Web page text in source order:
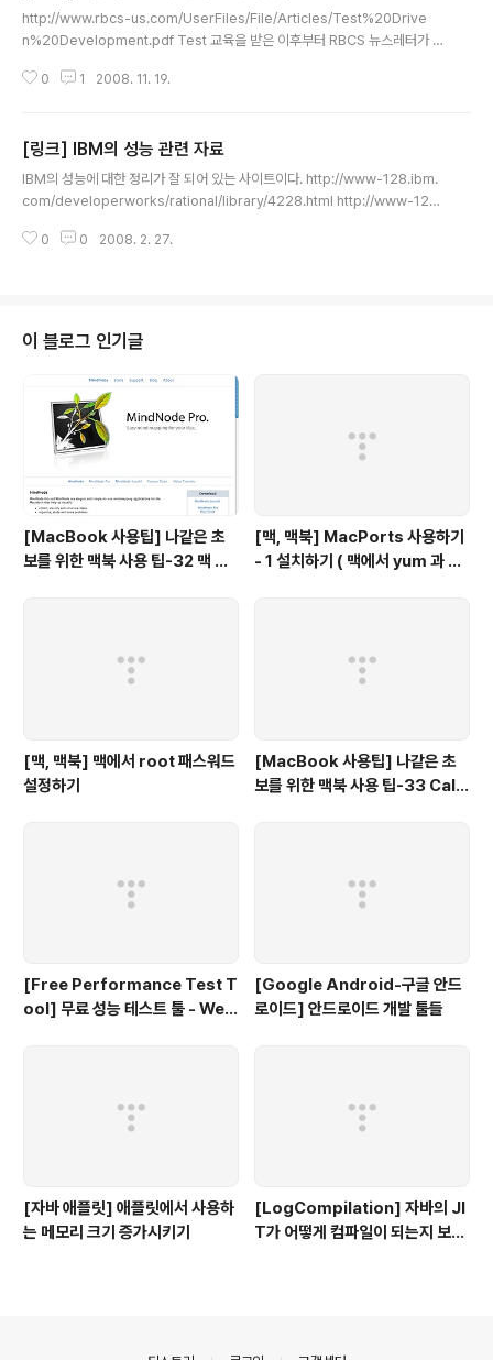
http://www.rbcs-us.com/UserFiles/File/Articles/Test%20Drive
n%20Development.pdf Test 교육을 받은 이후부터 RBCS 뉴스레터가 메
이런 글의 단점은 영어라는거 ~~~. (근데 문장이 그리 읽기 어려운 내용은 아니
코드를 만드는 개발 방식의 하나입니다. (자세한건 현재 쓰고 있는 Blog2Boo
k 테스트 책에 설명해 놓겠습니다. ^^)
0 1 2008. 11. 19.
[링크] IBM의 성능 관련 자료
IBM의 성능에 대한 정리가 잘 되어 있는 사이트이다. http://www-128.ibm.
com/developerworks/rational/library/4228.html http://www-128.i
중요 http://www-128.ibm.com/developerworks/rational/library/42
0 0 2008. 2. 27.
이 블로그 인기글
[MacBook 사용팁] 나같은 초
보를 위한 맥북 사용 팁-32 맥 사
[맥, 맥북] MacPorts 사용하기
- 1 설치하기 ( 맥에서 yum 과 같
[맥, 맥북] 맥에서 root 패스워드
설정하기
[MacBook 사용팁] 나같은 초
보를 위한 맥북 사용 팁-33 Cali
[Free Performance Test T
ool] 무료 성능 테스트 툴 - Web
[Google Android-구글 안드
로이드] 안드로이드 개발 툴들
[자바 애플릿] 애플릿에서 사용하
는 메모리 크기 증가시키기
[LogCompilation] 자바의 JI
T가 어떻게 컴파일이 되는지 보고